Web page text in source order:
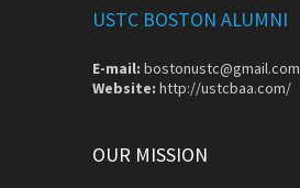
USTC BOSTON ALUMNI
E-mail: bostonustc@gmail.com
Website: http://ustcbaa.com/
OUR MISSION